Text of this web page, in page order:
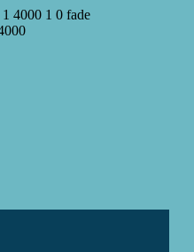
1 4000 1 0 fade